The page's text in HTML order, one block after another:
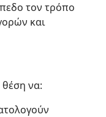
τον τρόπο
και
θέση να: